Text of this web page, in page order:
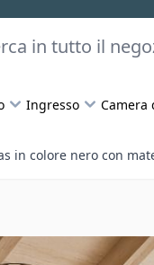
Ingresso Camera
in colore nero con